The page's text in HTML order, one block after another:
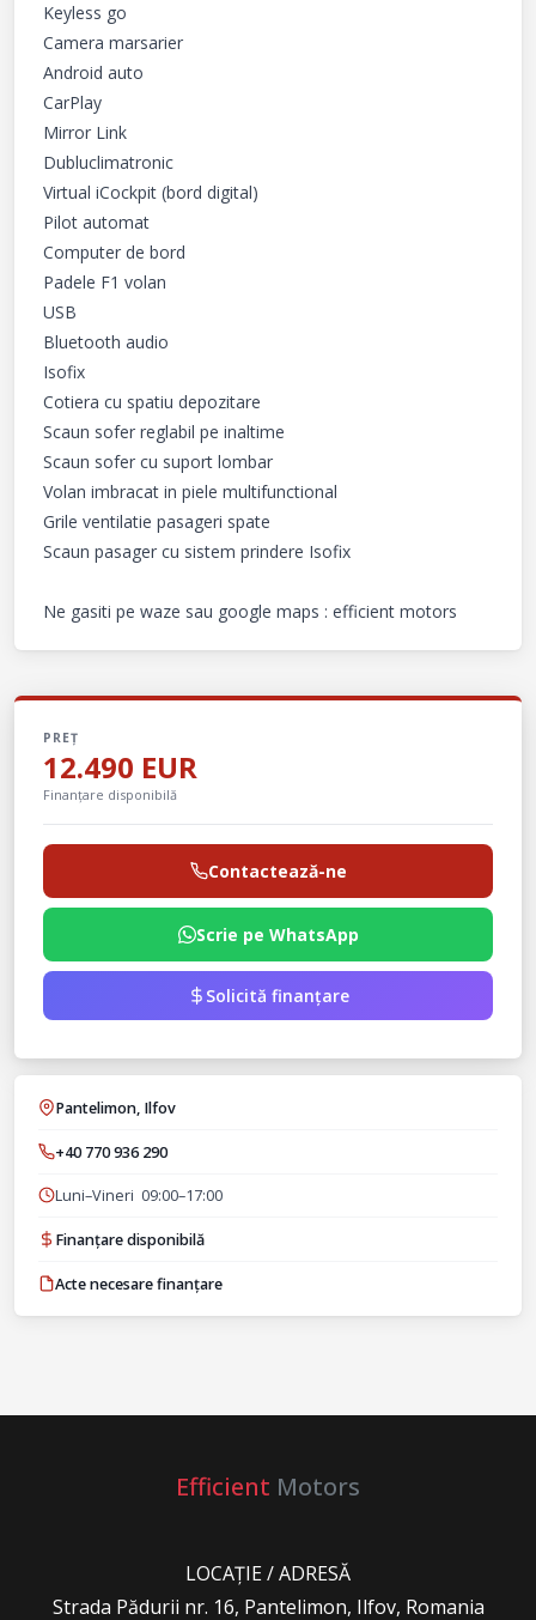
Keyless go
Camera marsarier
Android auto
CarPlay
Mirror Link
Dubluclimatronic
Virtual iCockpit (bord digital)
Pilot automat
Computer de bord
Padele F1 volan
USB
Bluetooth audio
Isofix
Cotiera cu spatiu depozitare
Scaun sofer reglabil pe inaltime
Scaun sofer cu suport lombar
Volan imbracat in piele multifunctional
Grile ventilatie pasageri spate
Scaun pasager cu sistem prindere Isofix
Ne gasiti pe waze sau google maps : efficient motors
PREȚ
12.490 EUR
Finanțare disponibilă
Contactează-ne
Scrie pe WhatsApp
Solicită finanțare
Pantelimon, Ilfov
+40 770 936 290
Luni–Vineri 09:00–17:00
Finanțare disponibilă
Acte necesare finanțare
Efficient Motors
LOCAȚIE / ADRESĂ
Strada Pădurii nr. 16, Pantelimon, Ilfov, Romania